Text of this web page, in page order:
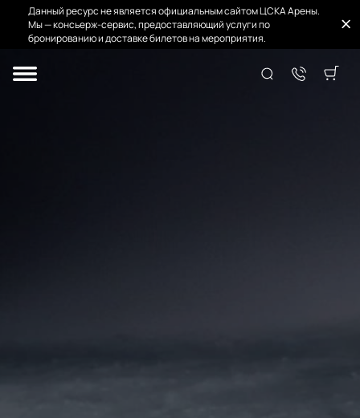
Данный ресурс не является официальным сайтом ЦСКА Арены.
Мы — консьерж-сервис, предоставляющий услуги по
бронированию и доставке билетов на мероприятия.